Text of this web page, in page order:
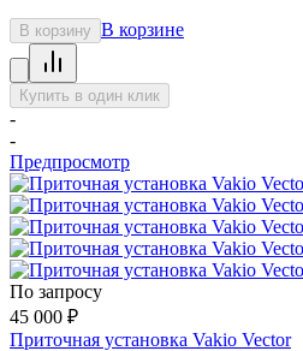
В корзину В корзине
Купить в один клик
-
-
Предпросмотр
По запросу
45 000 ₽
Приточная установка Vakio Vector